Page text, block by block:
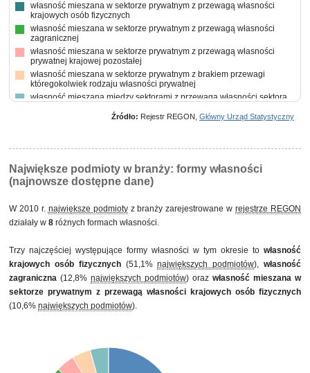
własność mieszana w sektorze prywatnym z przewagą własności
krajowych osób fizycznych
własność mieszana w sektorze prywatnym z przewagą własności
zagranicznej
własność mieszana w sektorze prywatnym z przewagą własności
prywatnej krajowej pozostałej
własność mieszana w sektorze prywatnym z brakiem przewagi
któregokolwiek rodzaju własności prywatnej
własność mieszana między sektorami z przewagą własności sektora
Źródło: Rejestr REGON, Główny Urząd Statystyczny
Największe podmioty w branży: formy własności
(najnowsze dostępne dane)
W 2010 r. największe podmiotyz branży zarejestrowane wrejestrze REGON
działały w 8 różnych formach własności.
Trzy najczęściej występujące formy własności w tym okresie to własność
krajowych osób fizycznych(51,1%największych podmiotów),własność
zagraniczna (12,8% największych podmiotów) oraz własność mieszana w
sektorze prywatnym z przewagą własności krajowych osób fizycznych
(10,6% największych podmiotów).